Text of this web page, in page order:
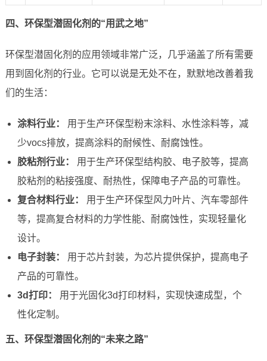
四、环保型潜固化剂的“用武之地”
环保型潜固化剂的应用领域非常广泛，几乎涵盖了所有需要
用到固化剂的行业。它可以说是无处不在，默默地改善着我
们的生活：
涂料行业：
用于生产环保型粉末涂料、水性涂料等，减
少vocs排放，提高涂料的耐候性、耐腐蚀性。
胶粘剂行业：
用于生产环保型结构胶、电子胶等，提高
胶粘剂的粘接强度、耐热性，保障电子产品的可靠性。
复合材料行业：
用于生产环保型风力叶片、汽车零部件
等，提高复合材料的力学性能、耐腐蚀性，实现轻量化
设计。
电子封装：
用于芯片封装，为芯片提供保护，提高电子
产品的可靠性。
3d打印：
用于光固化3d打印材料，实现快速成型，个
性化定制。
五、环保型潜固化剂的“未来之路”